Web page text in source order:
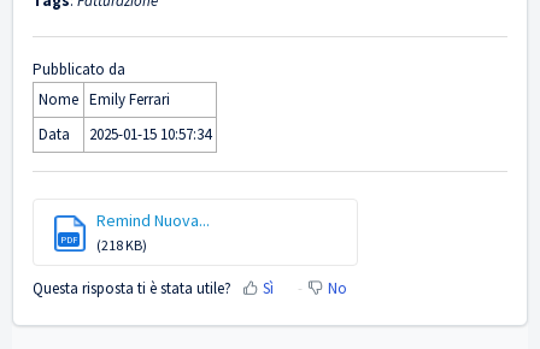
Pubblicato da
Nome Emily Ferrari
Data
2025-01-15 10:57:34
PDF
Remind Nuova...
(218 KB)
Questa risposta ti è stata utile? Sì No